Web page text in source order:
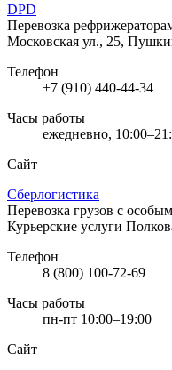
DPD
Перевозка
Московская ул., 25,
Телефон
+7 (910) 440-44-34
Часы работы
ежедневно,
Сайт
Сберлогистика
Перевозка грузов с
Курьерские услуги
Телефон
8 (800) 100-72-69
Часы работы
пн-пт 10:00–19:00
Сайт